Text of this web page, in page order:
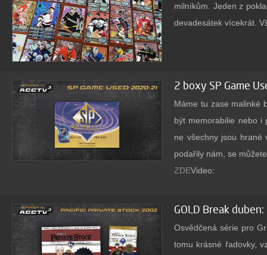
milníkům. Jeden z
devadesátek vícekrát.
včetně těch nejlepších
web dalším
A nebojte, není to vše,
2 boxy SP Game
Máme tu zase malinké
být memorabilie nebo i
ne všechny jsou hrané
podařily nám, se
Video:
ZDE
Nechybí soutěž o
GOLD Break
Osvědčená série pro
tomu krásné řadovky,